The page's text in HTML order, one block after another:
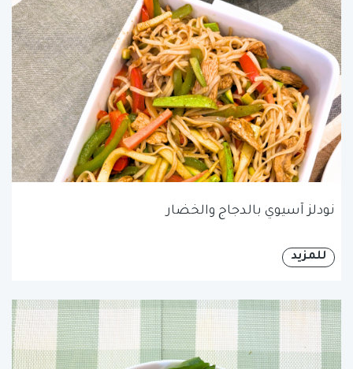
نودلز آسيوي بالدجاج والخضار
للمزيد